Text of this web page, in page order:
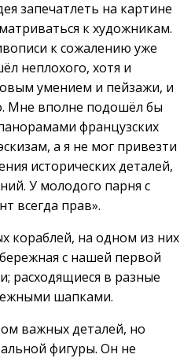
запечатлеть на картине
к художникам.
к сожалению уже
неплохого, хотя и
умением и пейзажи, и
Мне вполне подошёл бы
французских
а я не мог привезти
исторических деталей,
У молодого парня с
всегда прав».
кораблей, на одном из них
с нашей первой
расходящиеся в разные
шапками.
важных деталей, но
фигуры. Он не